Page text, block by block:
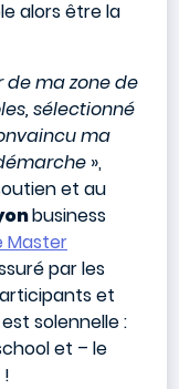
alors être la
de ma zone de
sélectionné
ma
»,
et au
business
Master
par les
et
solennelle :
et – le